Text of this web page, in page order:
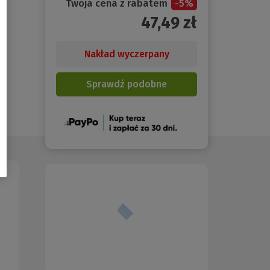
Twoja cena z rabatem -5%
47,49zł
Nakład wyczerpany
Sprawdź podobne
(Nowe